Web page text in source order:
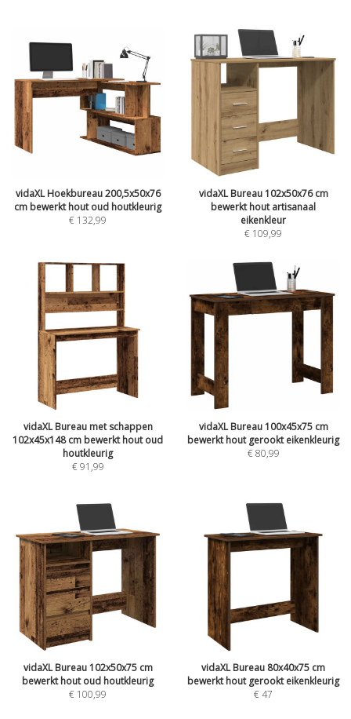
vidaXL Hoekbureau 200,5x50x76
cm bewerkt hout oud houtkleurig
€ 132,99
vidaXL Bureau 102x50x76 cm
bewerkt hout artisanaal
eikenkleur
€ 109,99
vidaXL Bureau met schappen
102x45x148 cm bewerkt hout oud
houtkleurig
€91,99
vidaXL Bureau 100x45x75 cm
bewerkt hout gerookt eikenkleurig
€80,99
vidaXL Bureau 102x50x75 cm
bewerkt hout oud houtkleurig
€ 100,99
vidaXL Bureau 80x40x75 cm
bewerkt hout gerookt eikenkleurig
€47